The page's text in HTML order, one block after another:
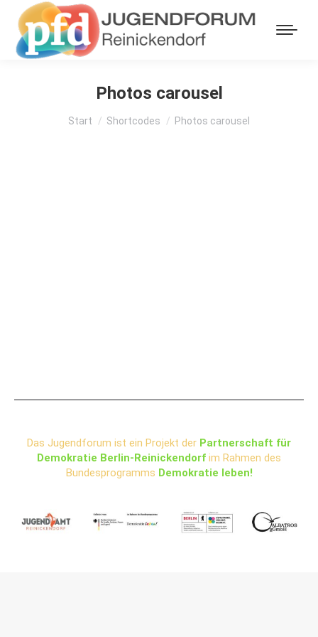
Photos carousel
Sie befinden sich hier:
Start Shortcodes Photos carousel
Das Jugendforum ist ein Projekt der Partnerschaft für
Demokratie Berlin-Reinickendorf im Rahmen des
Bundesprogramms Demokratie leben!